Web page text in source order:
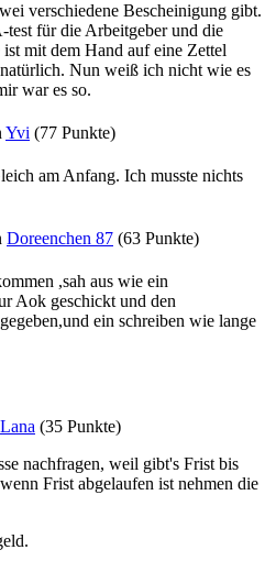
verschiedene Bescheinigung gibt.
für die Arbeitgeber und die
mit dem Hand auf eine Zettel
Nun weiß ich nicht wie es
war es so.
Yvi (77 Punkte)
am Anfang. Ich musste nichts
Doreenchen 87 (63 Punkte)
,sah aus wie ein
Aok geschickt und den
ein schreiben wie lange
Lana (35 Punkte)
nachfragen, weil gibt's Frist bis
Frist abgelaufen ist nehmen die